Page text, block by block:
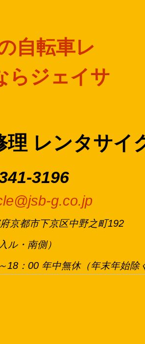
理 レンタサイ
3196
g.co.jp
京都市下京区中野之町192
ル・南側）
18：00 年中無休（年末年始除